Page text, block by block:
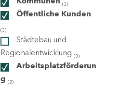
(3)
Öffentliche Kunden
(3)
Städtebau und
Regionalentwicklung (3)
Arbeitsplatzförderun
g (2)